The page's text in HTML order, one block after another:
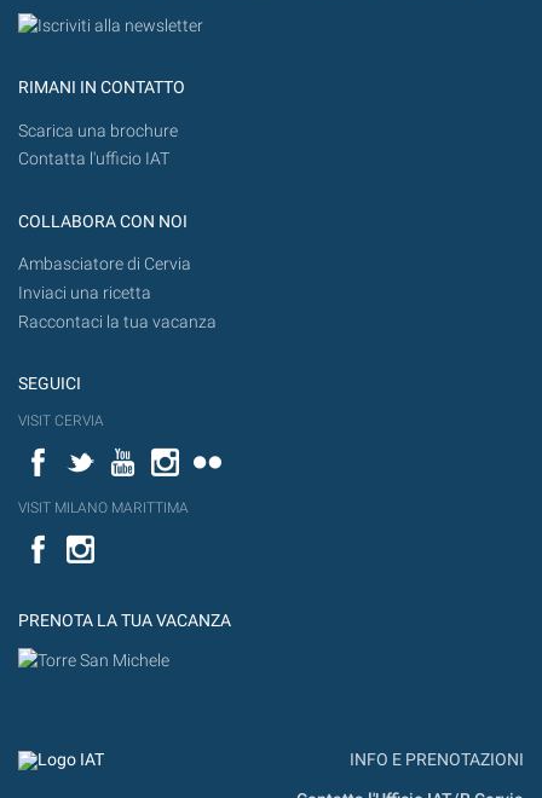
RIMANI IN CONTATTO
Scarica una brochure
Contatta l'ufficio IAT
COLLABORA CON NOI
Ambasciatore di Cervia
Inviaci una ricetta
Raccontaci la tua vacanza
SEGUICI
VISIT CERVIA
FacebookTwitterYouTubeInstagram
VISIT MILANO MARITTIMA
Facebook
PRENOTA LA TUA VACANZA
INFO E PRENOTAZIONI